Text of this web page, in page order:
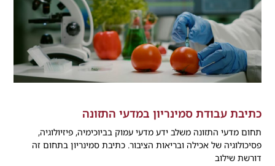
כתיבת עבודת סמינריון במדעי התזונה
תחום מדעי התזונה משלב ידע מדעי עמוק בביוכימיה, פיזיולוגיה,
פסיכולוגיה של אכילה ובריאות הציבור. כתיבת סמינריון בתחום זה
דורשת שילוב